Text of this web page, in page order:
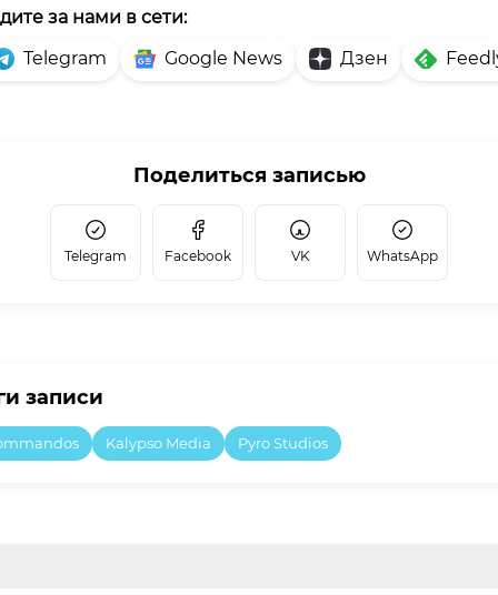
за нами в сети:
Telegram
Google News Дзен
Поделиться записью
Telegram Facebook VK WhatsApp
записи
Kalypso Media Pyro Studios